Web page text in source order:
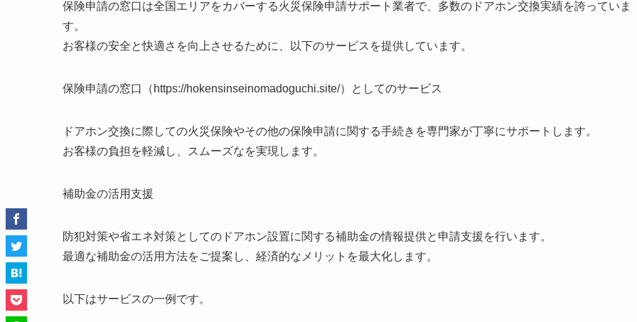
保険申請の窓口は全国エリアをカバーする火災保険申請サポート業者で、多数のドアホン交換実績を誇っていま
す。
お客様の安全と快適さを向上させるために、以下のサービスを提供しています。
保険申請の窓口（https://hokensinseinomadoguchi.site/）としてのサービス
ドアホン交換に際しての火災保険やその他の保険申請に関する手続きを専門家が丁寧にサポートします。
お客様の負担を軽減し、スムーズなを実現します。
補助金の活用支援
防犯対策や省エネ対策としてのドアホン設置に関する補助金の情報提供と申請支援を行います。
最適な補助金の活用方法をご提案し、経済的なメリットを最大化します。
以下はサービスの一例です。